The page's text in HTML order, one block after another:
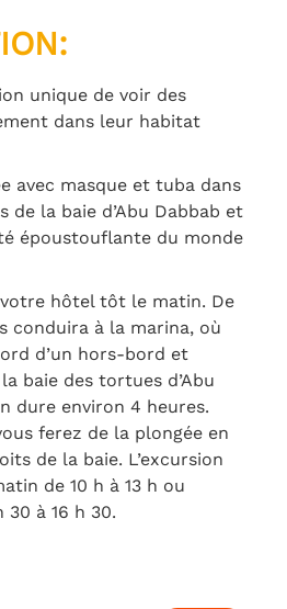
unique de voir des
dans leur habitat
avec masque et tuba dans
de la baie d’Abu Dabbab et
époustouflante du monde
hôtel tôt le matin. De
conduira à la marina, où
d’un hors-bord et
baie des tortues d’Abu
dure environ 4 heures.
ferez de la plongée en
de la baie. L’excursion
de 10 h à 13 h ou
30 à 16 h 30.